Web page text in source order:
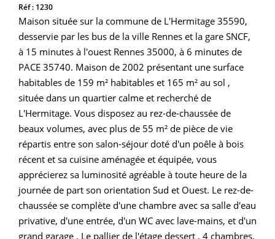
Réf : 1230
Maison située sur la commune de L'Hermitage 35590,
desservie par les bus de la ville Rennes et la gare SNCF,
à 15 minutes à l'ouest Rennes 35000, à 6 minutes de
PACE 35740. Maison de 2002 présentant une surface
habitables de 159 m² habitables et 165 m² au sol ,
située dans un quartier calme et recherché de
L'Hermitage. Vous disposez au rez-de-chaussée de
beaux volumes, avec plus de 55 m² de pièce de vie
répartis entre son salon-séjour doté d'un poêle à bois
récent et sa cuisine aménagée et équipée, vous
apprécierez sa luminosité agréable à toute heure de la
journée de part son orientation Sud et Ouest. Le rez-de-
chaussée se complète d'une chambre avec sa salle d'eau
privative, d'une entrée, d'un WC avec lave-mains, et d'un
grand garage . Le pallier de l'étage dessert , 4 chambres,